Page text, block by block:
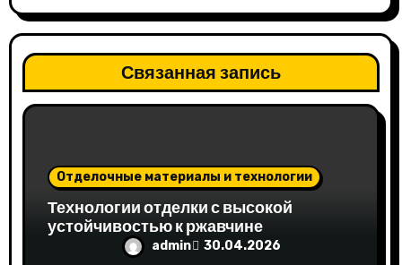
п
о
з
Связанная запись
Отделочные материалы и технологии
Технологии отделки с высокой
устойчивостью к ржавчине
admin 30.04.2026